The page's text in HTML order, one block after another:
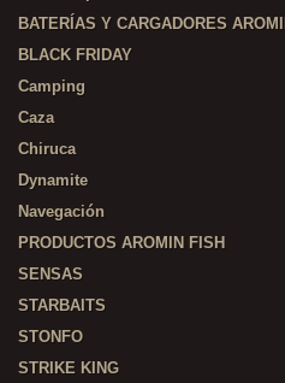
BATERÍAS Y CARGADORES
BLACK FRIDAY
Camping
Caza
Chiruca
Dynamite
Navegación
PRODUCTOS AROMIN FISH
SENSAS
STARBAITS
STONFO
STRIKE KING